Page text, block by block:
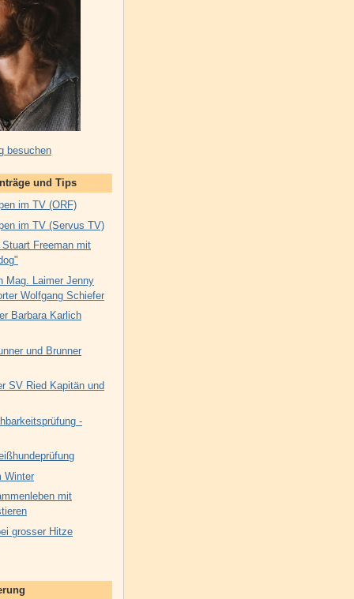
besuchen
und Tips
im TV (ORF)
im TV (Servus TV)
Stuart Freeman mit
Mag. Laimer Jenny
Wolfgang Schiefer
Barbara Karlich
und Brunner
SV Ried Kapitän und
-
Winter
mit
grosser Hitze